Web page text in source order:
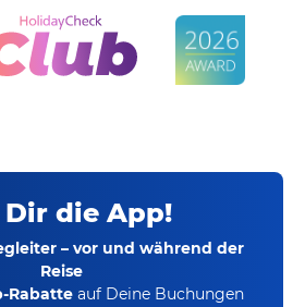
Dir die App!
– vor und während der
Reise
Rabatte auf Deine Buchungen